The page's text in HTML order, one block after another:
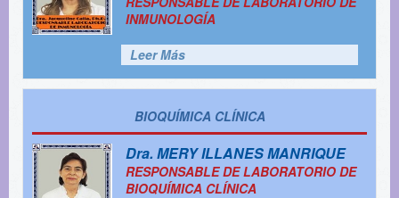
INMUNOLOGÍA
Leer Más
BIOQUÍMICA CLÍNICA
Dra. MERY ILLANES MANRIQUE
RESPONSABLE DE LABORATORIO DE
BIOQUÍMICA CLÍNICA